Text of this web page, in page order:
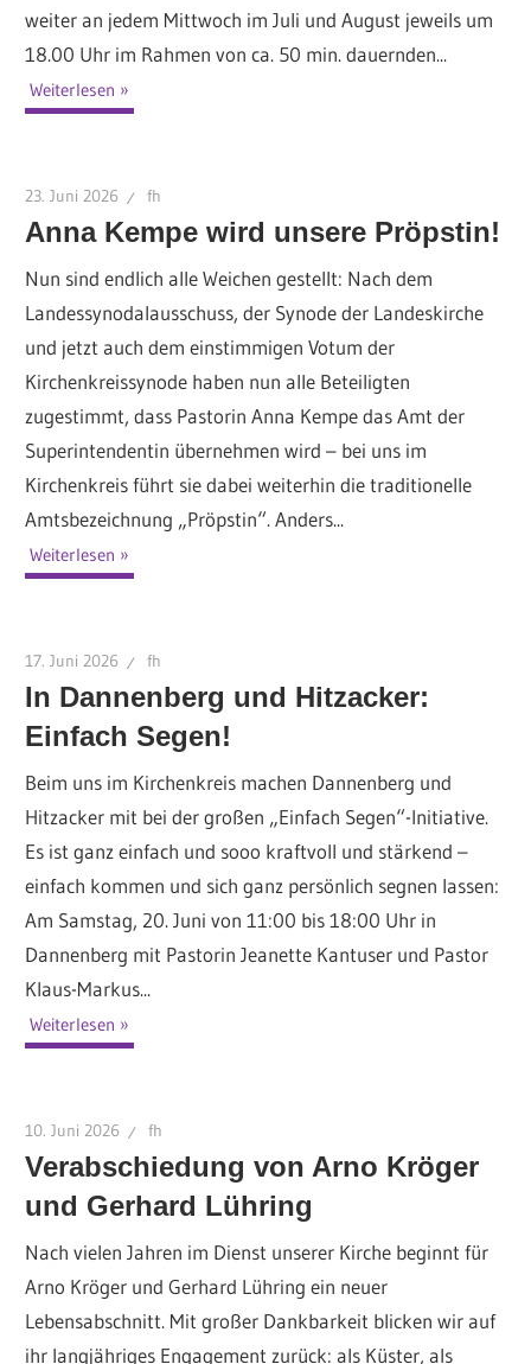
weiter an jedem Mittwoch im Juli und August jeweils um
18.00 Uhr im Rahmen von ca. 50 min. dauernden...
Weiterlesen
23. Juni 2026 fh
Anna Kempe wird unsere Pröpstin!
Nun sind endlich alle Weichen gestellt: Nach dem
Landessynodalausschuss, der Synode der Landeskirche
und jetzt auch dem einstimmigen Votum der
Kirchenkreissynode haben nun alle Beteiligten
zugestimmt, dass Pastorin Anna Kempe das Amt der
Superintendentin übernehmen wird – bei uns im
Kirchenkreis führt sie dabei weiterhin die traditionelle
Amtsbezeichnung „Pröpstin“. Anders...
Weiterlesen
17. Juni 2026 fh
In Dannenberg und Hitzacker:
Einfach Segen!
Beim uns im Kirchenkreis machen Dannenberg und
Hitzacker mit bei der großen „Einfach Segen“-Initiative.
Es ist ganz einfach und sooo kraftvoll und stärkend –
einfach kommen und sich ganz persönlich segnen lassen:
Am Samstag, 20. Juni von 11:00 bis 18:00 Uhr in
Dannenberg mit Pastorin Jeanette Kantuser und Pastor
Klaus-Markus...
Weiterlesen
10. Juni 2026 fh
Verabschiedung von Arno Kröger
und Gerhard Lühring
Nach vielen Jahren im Dienst unserer Kirche beginnt für
Arno Kröger und Gerhard Lühring ein neuer
Lebensabschnitt. Mit großer Dankbarkeit blicken wir auf
ihr langjähriges Engagement zurück: als Küster, als